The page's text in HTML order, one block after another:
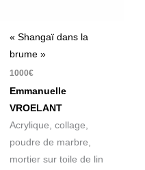
« Shangaï dans la
brume »
1000€
Emmanuelle
VROELANT
Acrylique, collage,
poudre de marbre,
mortier sur toile de lin